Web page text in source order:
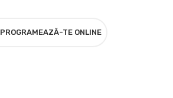
PROGRAMEAZĂ-TE ONLINE